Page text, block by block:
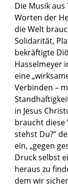
Die Musik
Worten der
die Welt
Solidarität,
bekräftigte
Hasselmeyer
eine
Verbinden –
in Jesus
braucht diese
stehst Du?“
ein, „gegen
Druck selbst
heraus zu
dem wir